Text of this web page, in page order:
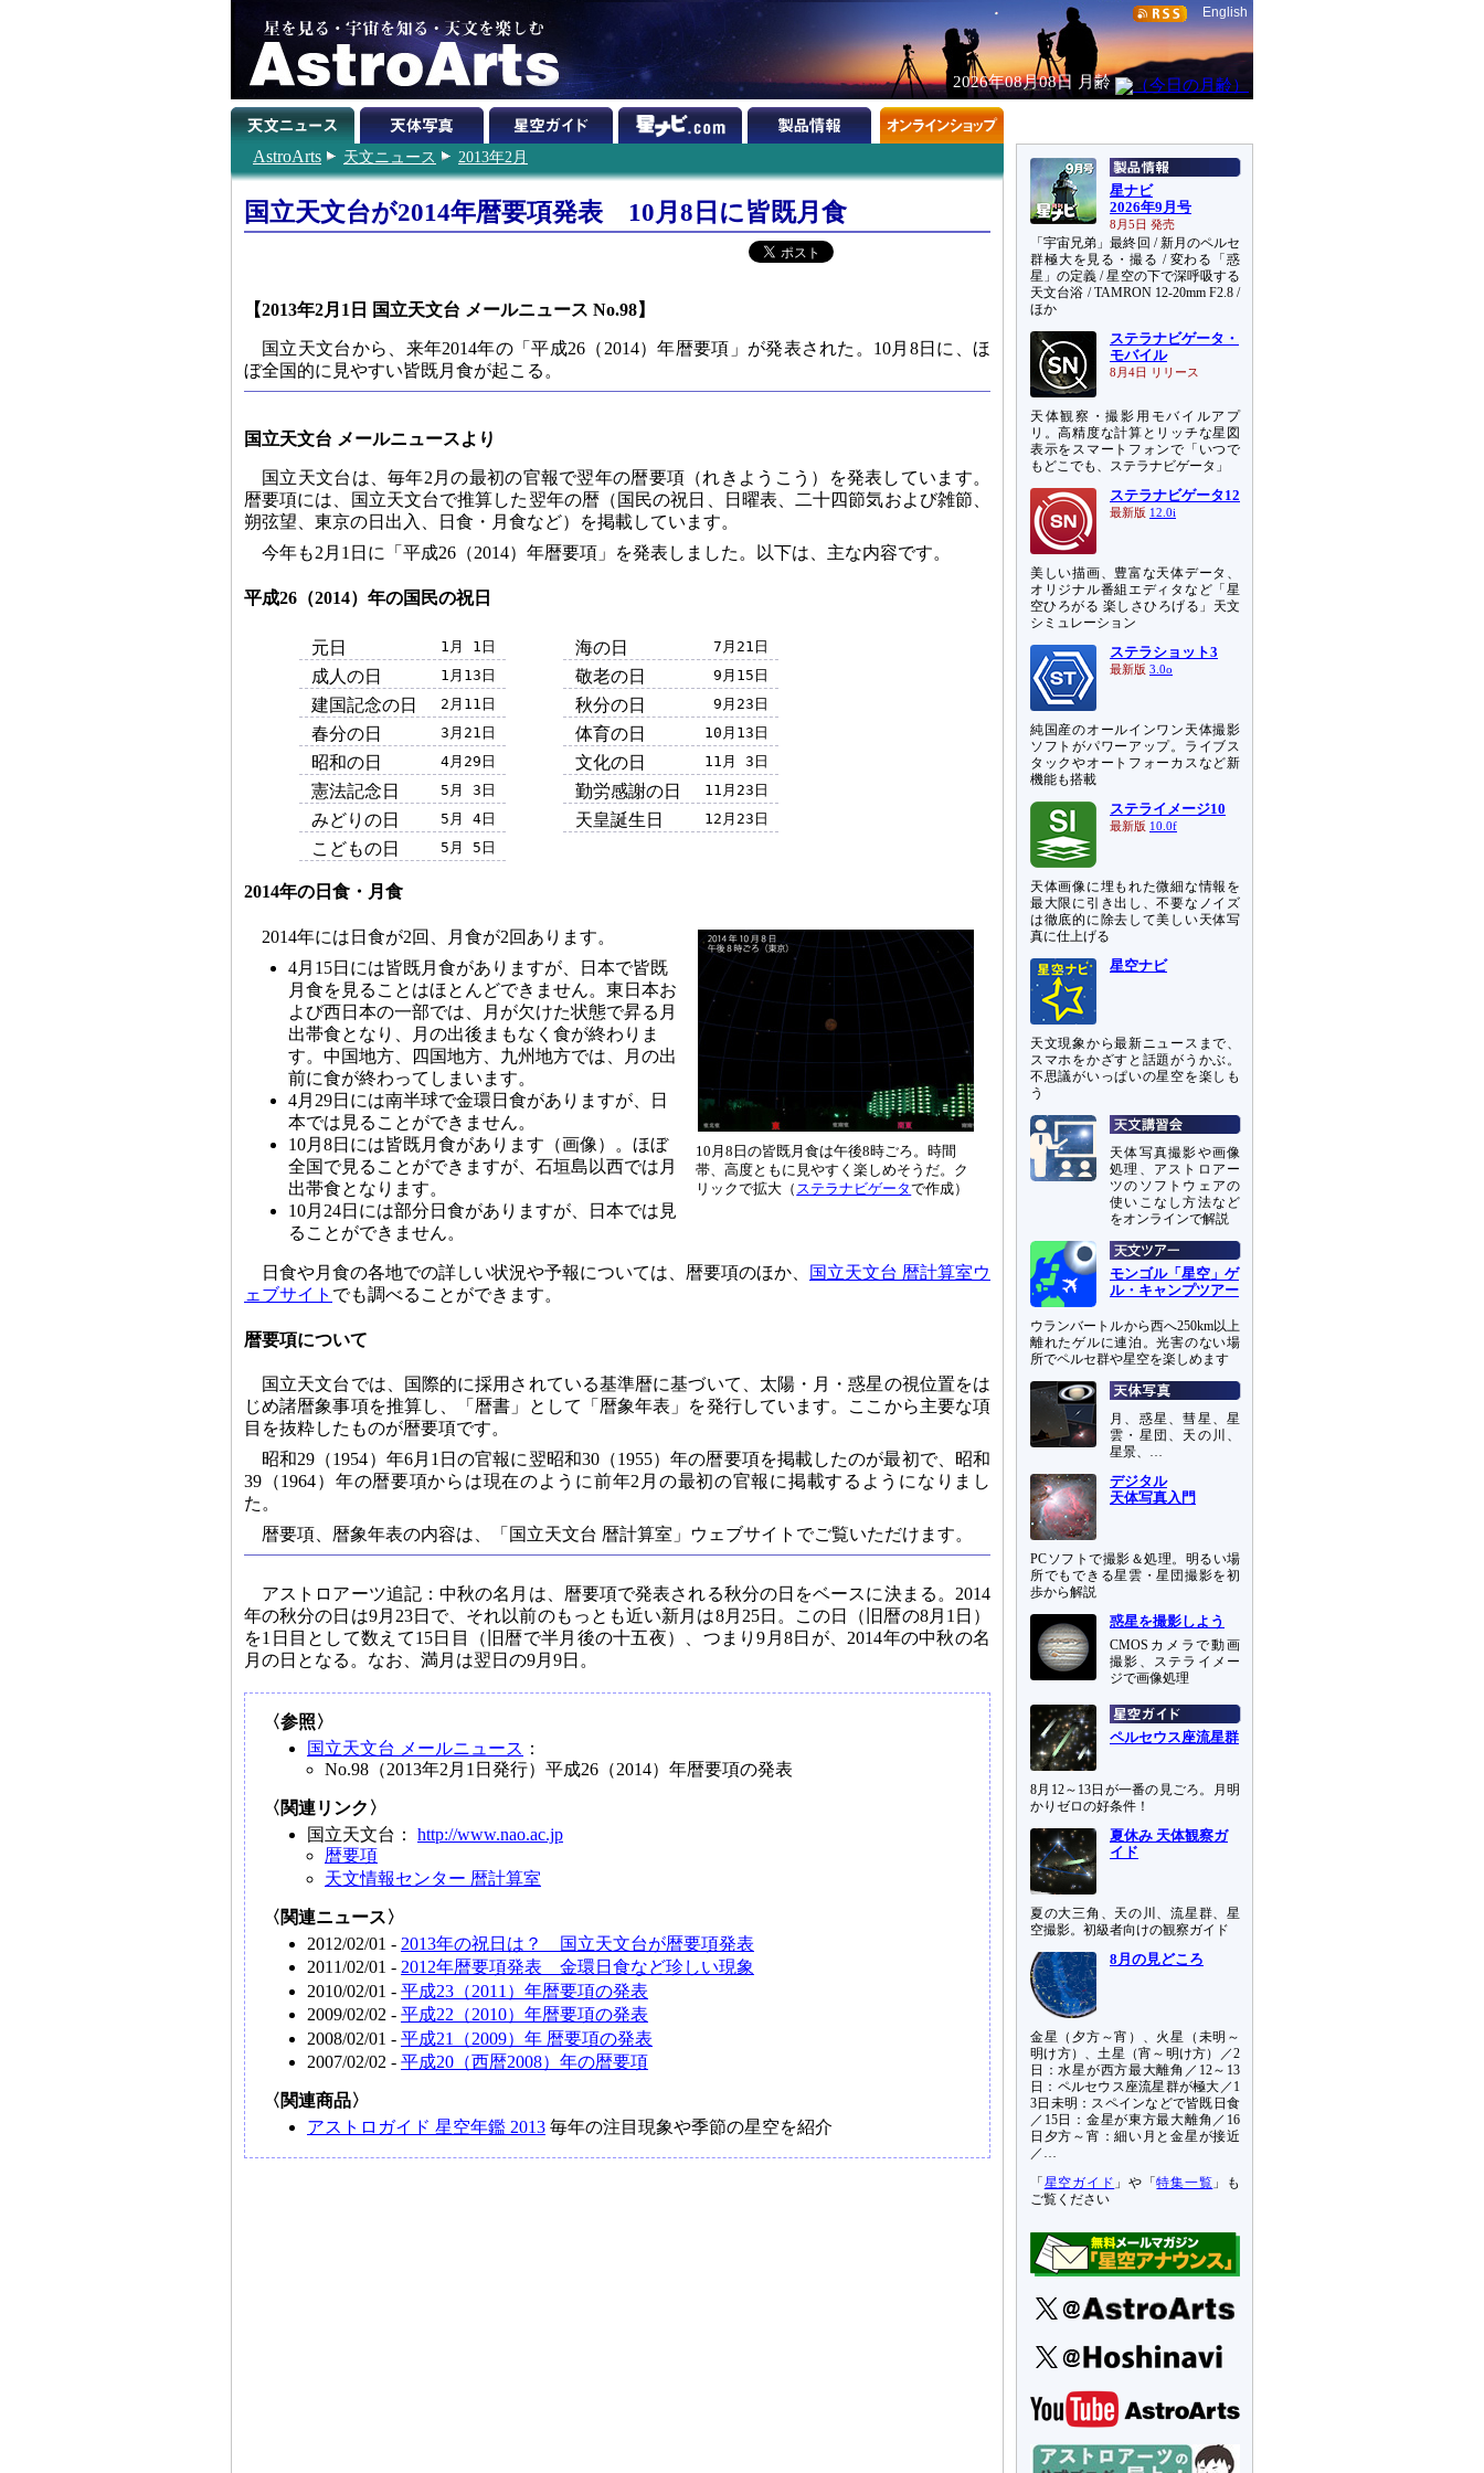
English
2026年08月08日 月齢
AstroArts 天文ニュース 2013年2月
国立天文台が2014年暦要項発表 10月8日に皆既月食
【2013年2月1日 国立天文台 メールニュース No.98】
国立天文台から、来年2014年の「平成26（2014）年暦要項」が発表された。10月8日に、ほ
ぼ全国的に見やすい皆既月食が起こる。
国立天文台 メールニュースより
国立天文台は、毎年2月の最初の官報で翌年の暦要項（れきようこう）を発表しています。
暦要項には、国立天文台で推算した翌年の暦（国民の祝日、日曜表、二十四節気および雑節、
朔弦望、東京の日出入、日食・月食など）を掲載しています。
今年も2月1日に「平成26（2014）年暦要項」を発表しました。以下は、主な内容です。
平成26（2014）年の国民の祝日
元日 1月 1日
成人の日 1月13日
建国記念の日 2月11日
春分の日 3月21日
昭和の日 4月29日
憲法記念日 5月 3日
みどりの日 5月 4日
こどもの日 5月 5日
海の日 7月21日
敬老の日 9月15日
秋分の日 9月23日
体育の日 10月13日
文化の日 11月 3日
勤労感謝の日 11月23日
天皇誕生日 12月23日
2014年の日食・月食
10月8日の皆既月食は午後8時ごろ。時間
帯、高度ともに見やすく楽しめそうだ。ク
リックで拡大（ ステラナビゲータで作成）
2014年には日食が2回、月食が2回あります。
4月15日には皆既月食がありますが、日本で皆既
月食を見ることはほとんどできません。東日本お
よび西日本の一部では、月が欠けた状態で昇る月
出帯食となり、月の出後まもなく食が終わりま
す。中国地方、四国地方、九州地方では、月の出
前に食が終わってしまいます。
4月29日には南半球で金環日食がありますが、日
本では見ることができません。
10月8日には皆既月食があります（画像）。ほぼ
全国で見ることができますが、石垣島以西では月
出帯食となります。
10月24日には部分日食がありますが、日本では見
ることができません。
日食や月食の各地での詳しい状況や予報については、暦要項のほか、
国立天文台 暦計算室ウ
ェブサイト でも調べることができます。
暦要項について
国立天文台では、国際的に採用されている基準暦に基づいて、太陽・月・惑星の視位置をは
じめ諸暦象事項を推算し、「暦書」として「暦象年表」を発行しています。ここから主要な項
目を抜粋したものが暦要項です。
昭和29（1954）年6月1日の官報に翌昭和30（1955）年の暦要項を掲載したのが最初で、昭和
39（1964）年の暦要項からは現在のように前年2月の最初の官報に掲載するようになりまし
た。
暦要項、暦象年表の内容は、「国立天文台 暦計算室」ウェブサイトでご覧いただけます。
アストロアーツ追記：中秋の名月は、暦要項で発表される秋分の日をベースに決まる。2014
年の秋分の日は9月23日で、それ以前のもっとも近い新月は8月25日。この日（旧暦の8月1日）
を1日目として数えて15日目（旧暦で半月後の十五夜）、つまり9月8日が、2014年の中秋の名
月の日となる。なお、満月は翌日の9月9日。
〈参照〉
国立天文台 メールニュース ：
No.98（2013年2月1日発行）平成26（2014）年暦要項の発表
〈関連リンク〉
国立天文台： http://www.nao.ac.jp
暦要項
天文情報センター 暦計算室
〈関連ニュース〉
2012/02/01 - 2013年の祝日は？ 国立天文台が暦要項発表
2011/02/01 - 2012年暦要項発表 金環日食など珍しい現象
2010/02/01 - 平成23（2011）年暦要項の発表
2009/02/02 - 平成22（2010）年暦要項の発表
2008/02/01 - 平成21（2009）年 暦要項の発表
2007/02/02 - 平成20（西暦2008）年の暦要項
〈関連商品〉
アストロガイド 星空年鑑 2013 毎年の注目現象や季節の星空を紹介
星ナビ
2026年9月号
8月5日 発売
「宇宙兄弟」最終回 / 新月のペルセ
群極大を見る・撮る / 変わる「惑
星」の定義 / 星空の下で深呼吸する
天文台浴 / TAMRON 12-20mm F2.8 /
ほか
ステラナビゲータ・
モバイル
8月4日 リリース
天体観察・撮影用モバイルアプ
リ。高精度な計算とリッチな星図
表示をスマートフォンで「いつで
もどこでも、ステラナビゲータ」
ステラナビゲータ12
最新版 12.0i
美しい描画、豊富な天体データ、
オリジナル番組エディタなど「星
空ひろがる 楽しさひろげる」天文
シミュレーション
ステラショット3
最新版 3.0o
純国産のオールインワン天体撮影
ソフトがパワーアップ。ライブス
タックやオートフォーカスなど新
機能も搭載
ステライメージ10
最新版 10.0f
天体画像に埋もれた微細な情報を
最大限に引き出し、不要なノイズ
は徹底的に除去して美しい天体写
真に仕上げる
星空ナビ
天文現象から最新ニュースまで、
スマホをかざすと話題がうかぶ。
不思議がいっぱいの星空を楽しも
う
天体写真撮影や画像
処理、アストロアー
ツのソフトウェアの
使いこなし方法など
をオンラインで解説
モンゴル「星空」ゲ
ル・キャンプツアー
ウランバートルから西へ250km以上
離れたゲルに連泊。光害のない場
所でペルセ群や星空を楽しめます
月、惑星、彗星、星
雲・星団、天の川、
星景、…
デジタル
天体写真入門
PCソフトで撮影＆処理。明るい場
所でもできる星雲・星団撮影を初
歩から解説
惑星を撮影しよう
CMOSカメラで動画
撮影、ステライメー
ジで画像処理
ペルセウス座流星群
8月12～13日が一番の見ごろ。月明
かりゼロの好条件！
夏休み 天体観察ガ
イド
夏の大三角、天の川、流星群、星
空撮影。初級者向けの観察ガイド
8月の見どころ
金星（夕方～宵）、火星（未明～
明け方）、土星（宵～明け方）／2
日：水星が西方最大離角／12～13
日：ペルセウス座流星群が極大／1
3日未明：スペインなどで皆既日食
／15日：金星が東方最大離角／16
日夕方～宵：細い月と金星が接近
／…
「 星空ガイド 」や「特集一覧 」も
ご覧ください